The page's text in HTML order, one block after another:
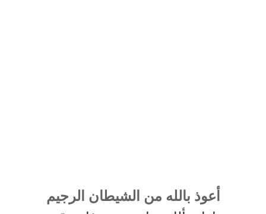
أعوذ بالله من الشيطان الرجيم